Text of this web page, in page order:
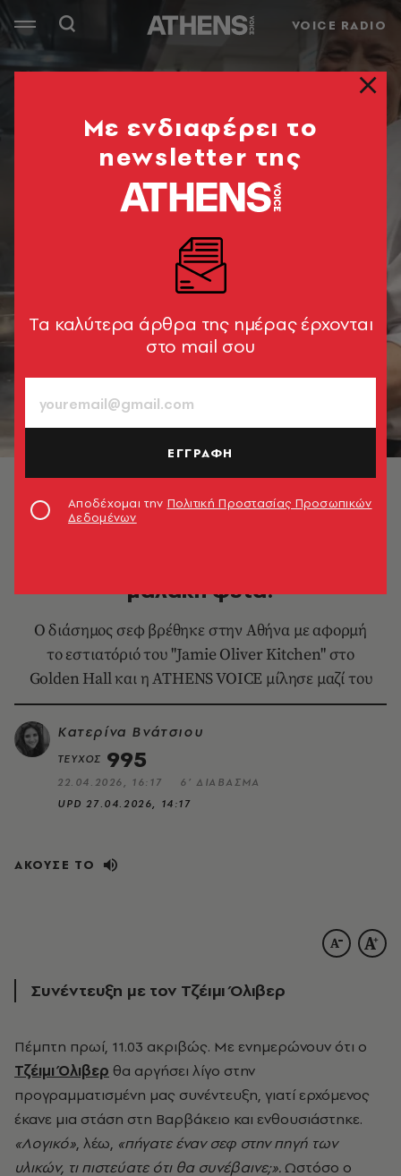
VOICE RADIO
μαλακή φέτα!
Ο διάσημος σεφ βρέθηκε στην Αθήνα με αφορμή
το εστιατόριό του "Jamie Oliver Kitchen" στο
Golden Hall και η ATHENS VOICE μίλησε μαζί του
Κατερίνα Βνάτσιου
ΤΕΥΧΟΣ 995
22.04.2026, 16:17
6’ ΔΙΑΒΑΣΜΑ
UPD27.04.2026, 14:17
ΑΚΟΥΣΕ ΤΟ
Συνέντευξη με τον Τζέιμι Όλιβερ
Πέμπτη πρωί, 11.03 ακριβώς. Με ενημερώνουν ότι ο
Τζέιμι Όλιβερ θα αργήσει λίγο στην
προγραμματισμένη μας συνέντευξη, γιατί ερχόμενος
έκανε μια στάση στη Βαρβάκειο και ενθουσιάστηκε.
«Λογικό», λέω, «πήγατε έναν σεφ στην πηγή των
υλικών, τι πιστεύατε ότι θα συνέβαινε;».Ωστόσο ο
Mε ενδιαφέρει το
newsletter της
Tα καλύτερα άρθρα της ημέρας έρχονται
στο mail σου
ΕΓΓΡΑΦΗ
Αποδέχομαι την Πολιτική Προστασίας Προσωπικών
Δεδομένων